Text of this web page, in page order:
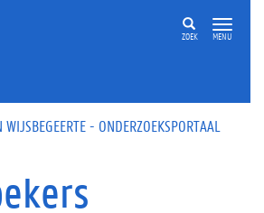
ZOEK MENU
WIJSBEGEERTE - ONDERZOEKSPORTAAL